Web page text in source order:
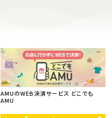
AMUのWEB決済サービス どこでも
AMU